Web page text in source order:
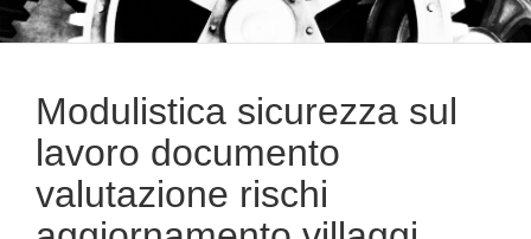
Modulistica sicurezza sul
lavoro documento
valutazione rischi